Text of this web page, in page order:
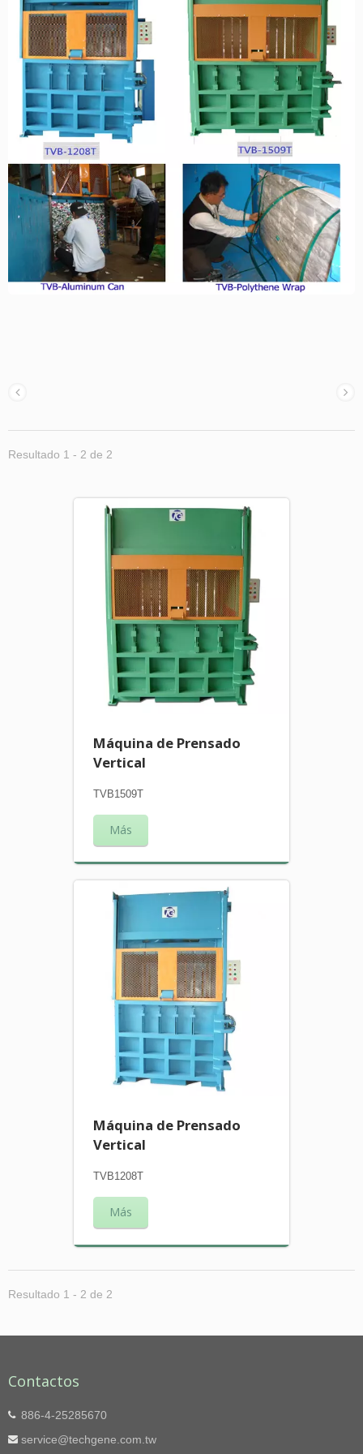
Resultado 1 - 2 de 2
Máquina de Prensado
Vertical
TVB1509T
Más
Máquina de Prensado
Vertical
TVB1208T
Más
Resultado 1 - 2 de 2
Contactos
886-4-25285670
service@techgene.com.tw